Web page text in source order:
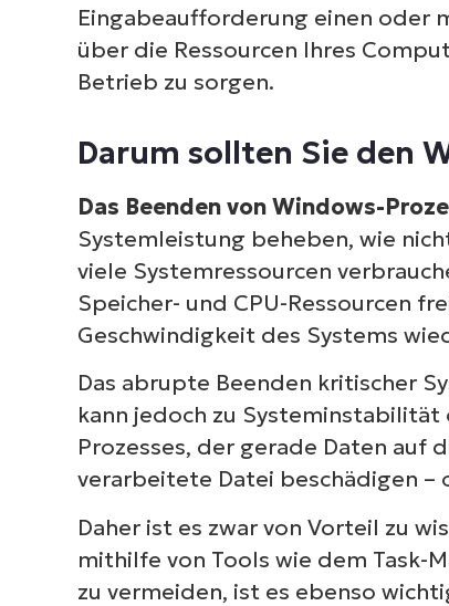
Eingabeaufforderung einen oder
über die Ressourcen Ihres
Betrieb zu sorgen.
Darum sollten Sie den
Das Beenden von Windows-
Systemleistung beheben, wie
viele Systemressourcen
Speicher- und CPU-Ressourcen
Geschwindigkeit des Systems
Das abrupte Beenden kritischer
kann jedoch zu Systeminstabilität
Prozesses, der gerade Daten
verarbeitete Datei beschädigen –
Daher ist es zwar von Vorteil zu
mithilfe von Tools wie dem Task-
zu vermeiden, ist es ebenso